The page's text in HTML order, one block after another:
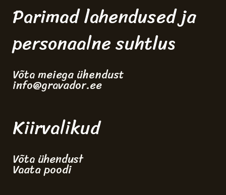
Parimad lahendused ja
personaalne suhtlus
Võta meiega ühendust
info@gravador.ee
Kiirvalikud
Võta ühendust
Vaata poodi